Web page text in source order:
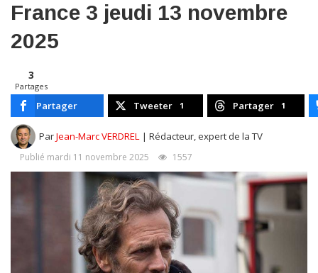
France 3 jeudi 13 novembre
2025
3
Partages
Partager Tweeter 1 Partager 1
ParJean-Marc VERDREL | Rédacteur, expert de la TV
Publié mardi 11 novembre 2025 1557